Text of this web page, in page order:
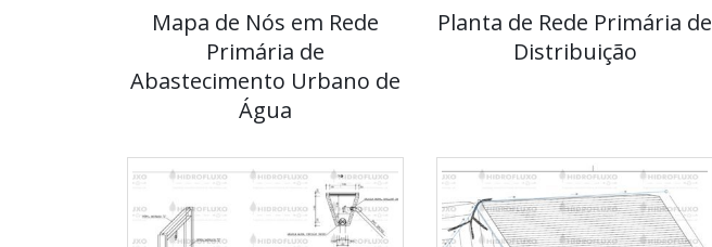
Mapa de Nós em Rede
Primária de
Abastecimento Urbano de
Água
Planta de Rede Primária de
Distribuição